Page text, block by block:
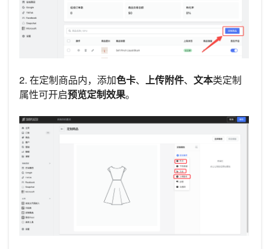
2. 在定制商品内，添加色卡、 上传附件、 文本类定制
属性可开启预览定制效果。